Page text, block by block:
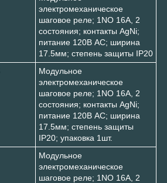
электромеханическое
шаговое реле; 1NO 16А, 2
состояния; контакты AgNi;
питание 120В АC; ширина
17.5мм; степень защиты IP20
Модульное
электромеханическое
шаговое реле; 1NO 16А, 2
состояния; контакты AgNi;
питание 120В АC; ширина
17.5мм; степень защиты
IP20; упаковка 1шт.
Модульное
электромеханическое
шаговое реле; 1NO 16А, 2